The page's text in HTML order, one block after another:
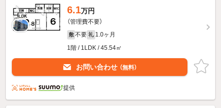
6.1万円
（管理費不要）
敷 不要 礼 1.0ヶ月
1階 / 1LDK / 45.54㎡
お問い合わせ （無料）
提供